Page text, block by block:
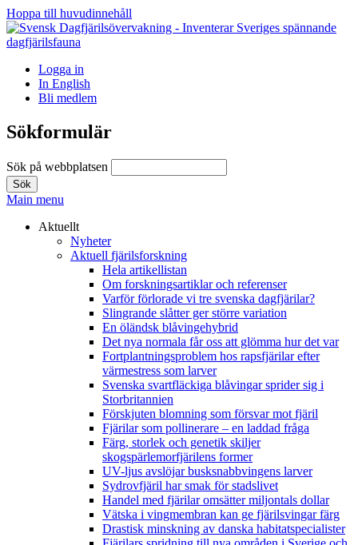
Hoppa till huvudinnehåll
Logga in
In English
Bli medlem
Sökformulär
Sök på webbplatsen
Main menu
Aktuellt
Nyheter
Aktuell fjärilsforskning
Hela artikellistan
Om forskningsartiklar och referenser
Varför förlorade vi tre svenska dagfjärilar?
Slingrande slåtter ger större variation
En öländsk blåvingehybrid
Det nya normala får oss att glömma hur det var
Fortplantningsproblem hos rapsfjärilar efter
värmestress som larver
Svenska svartfläckiga blåvingar sprider sig i
Storbritannien
Förskjuten blomning som försvar mot fjäril
Fjärilar som pollinerare – en laddad fråga
Färg, storlek och genetik skiljer
skogspärlemorfjärilens former
UV-ljus avslöjar busksnabbvingens larver
Sydrovfjäril har smak för stadslivet
Handel med fjärilar omsätter miljontals dollar
Vätska i vingmembran kan ge fjärilsvingar färg
Drastisk minskning av danska habitatspecialister